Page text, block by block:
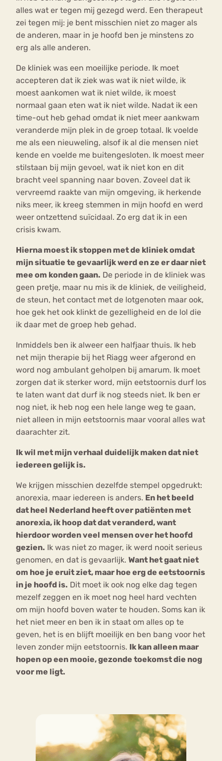
alles wat er tegen mij gezegd werd. Een therapeut
zei tegen mij: je bent misschien niet zo mager als
de anderen, maar in je hoofd ben je minstens zo
erg als alle anderen.
De kliniek was een moeilijke periode. Ik moet
accepteren dat ik ziek was wat ik niet wilde, ik
moest aankomen wat ik niet wilde, ik moest
normaal gaan eten wat ik niet wilde. Nadat ik een
time-out heb gehad omdat ik niet meer aankwam
veranderde mijn plek in de groep totaal. Ik voelde
me als een nieuweling, alsof ik al die mensen niet
kende en voelde me buitengesloten. Ik moest meer
stilstaan bij mijn gevoel, wat ik niet kon en dit
bracht veel spanning naar boven. Zoveel dat ik
vervreemd raakte van mijn omgeving, ik herkende
niks meer, ik kreeg stemmen in mijn hoofd en werd
weer ontzettend suïcidaal. Zo erg dat ik in een
crisis kwam.
Hierna moest ik stoppen met de kliniek omdat
mijn situatie te gevaarlijk werd en ze er daar niet
mee om konden gaan. De periode in de kliniek was
geen pretje, maar nu mis ik de kliniek, de veiligheid,
de steun, het contact met de lotgenoten maar ook,
hoe gek het ook klinkt de gezelligheid en de lol die
ik daar met de groep heb gehad.
Inmiddels ben ik alweer een halfjaar thuis. Ik heb
net mijn therapie bij het Riagg weer afgerond en
word nog ambulant geholpen bij amarum. Ik moet
zorgen dat ik sterker word, mijn eetstoornis durf los
te laten want dat durf ik nog steeds niet. Ik ben er
nog niet, ik heb nog een hele lange weg te gaan,
niet alleen in mijn eetstoornis maar vooral alles wat
daarachter zit.
Ik wil met mijn verhaal duidelijk maken dat niet
iedereen gelijk is.
We krijgen misschien dezelfde stempel opgedrukt:
anorexia, maar iedereen is anders. En het beeld
dat heel Nederland heeft over patiënten met
anorexia, ik hoop dat dat veranderd, want
hierdoor worden veel mensen over het hoofd
gezien. Ik was niet zo mager, ik werd nooit serieus
genomen, en dat is gevaarlijk. Want het gaat niet
om hoe je eruit ziet, maar hoe erg de eetstoornis
in je hoofd is. Dit moet ik ook nog elke dag tegen
mezelf zeggen en ik moet nog heel hard vechten
om mijn hoofd boven water te houden. Soms kan ik
het niet meer en ben ik in staat om alles op te
geven, het is en blijft moeilijk en ben bang voor het
leven zonder mijn eetstoornis. Ik kan alleen maar
hopen op een mooie, gezonde toekomst die nog
voor me ligt.